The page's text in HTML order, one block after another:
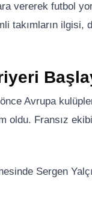
vererek futbol
takımların ilgisi,
Avrupa
oldu. Fransız
Sergen